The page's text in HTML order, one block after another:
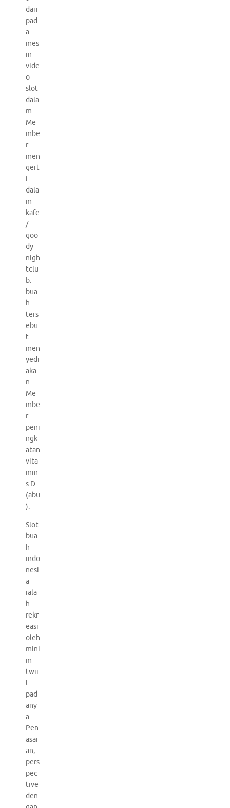
dari
pad
a
mes
in
vide
o
slot
dala
m
Me
mbe
r
men
gert
i
dala
m
kafe
/
goo
dy
nigh
tclu
b.
bua
h
ters
ebu
t
men
yedi
aka
n
Me
mbe
r
peni
ngk
atan
vita
min
s D
(abu
).
Slot
bua
h
indo
nesi
a
iala
h
rekr
easi
oleh
mini
m
twir
l
pad
any
a.
Pen
asar
an,
pers
pec
tive
den